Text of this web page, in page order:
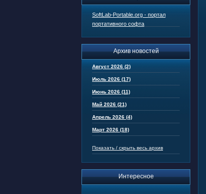
SoftLab-Portable.org - портал
портативного софта
Архив новостей
Август 2026 (2)
Июль 2026 (17)
Июнь 2026 (11)
Май 2026 (21)
Апрель 2026 (4)
Март 2026 (18)
Показать / скрыть весь архив
Интересное